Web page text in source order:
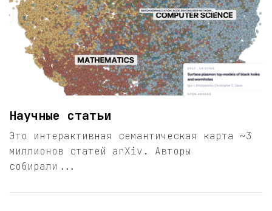
Научные статьи
Это интерактивная семантическая карта ~3
миллионов статей arXiv. Авторы
собирали...